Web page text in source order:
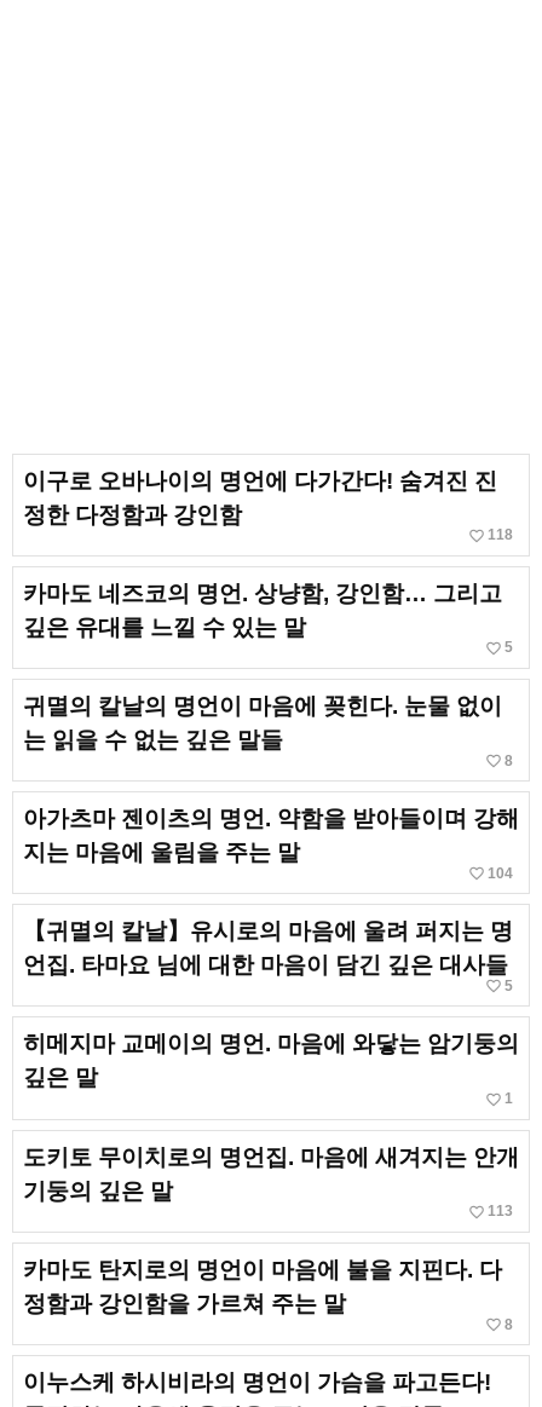
이구로 오바나이의 명언에 다가간다! 숨겨진 진
정한 다정함과 강인함
favorite_border 118
카마도 네즈코의 명언. 상냥함, 강인함… 그리고
깊은 유대를 느낄 수 있는 말
favorite_border 5
귀멸의 칼날의 명언이 마음에 꽂힌다. 눈물 없이
는 읽을 수 없는 깊은 말들
favorite_border 8
아가츠마 젠이츠의 명언. 약함을 받아들이며 강해
지는 마음에 울림을 주는 말
favorite_border 104
【귀멸의 칼날】유시로의 마음에 울려 퍼지는 명
언집. 타마요 님에 대한 마음이 담긴 깊은 대사들
favorite_border 5
히메지마 교메이의 명언. 마음에 와닿는 암기둥의
깊은 말
favorite_border 1
도키토 무이치로의 명언집. 마음에 새겨지는 안개
기둥의 깊은 말
favorite_border 113
카마도 탄지로의 명언이 마음에 불을 지핀다. 다
정함과 강인함을 가르쳐 주는 말
favorite_border 8
이누스케 하시비라의 명언이 가슴을 파고든다!